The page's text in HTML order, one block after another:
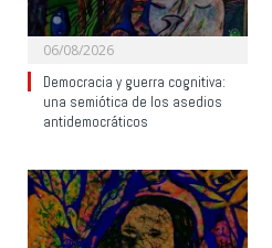
06/08/2026
Democracia y guerra cognitiva:
una semiótica de los asedios
antidemocráticos